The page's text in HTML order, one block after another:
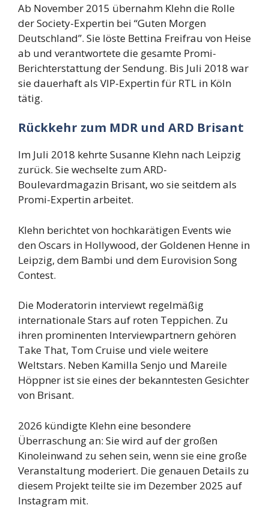
Ab November 2015 übernahm Klehn die Rolle
der Society-Expertin bei “Guten Morgen
Deutschland”. Sie löste Bettina Freifrau von Heise
ab und verantwortete die gesamte Promi-
Berichterstattung der Sendung. Bis Juli 2018 war
sie dauerhaft als VIP-Expertin für RTL in Köln
tätig.
Rückkehr zum MDR und ARD Brisant
Im Juli 2018 kehrte Susanne Klehn nach Leipzig
zurück. Sie wechselte zum ARD-
Boulevardmagazin Brisant, wo sie seitdem als
Promi-Expertin arbeitet.
Klehn berichtet von hochkarätigen Events wie
den Oscars in Hollywood, der Goldenen Henne in
Leipzig, dem Bambi und dem Eurovision Song
Contest.
Die Moderatorin interviewt regelmäßig
internationale Stars auf roten Teppichen. Zu
ihren prominenten Interviewpartnern gehören
Take That, Tom Cruise und viele weitere
Weltstars. Neben Kamilla Senjo und Mareile
Höppner ist sie eines der bekanntesten Gesichter
von Brisant.
2026 kündigte Klehn eine besondere
Überraschung an: Sie wird auf der großen
Kinoleinwand zu sehen sein, wenn sie eine große
Veranstaltung moderiert. Die genauen Details zu
diesem Projekt teilte sie im Dezember 2025 auf
Instagram mit.